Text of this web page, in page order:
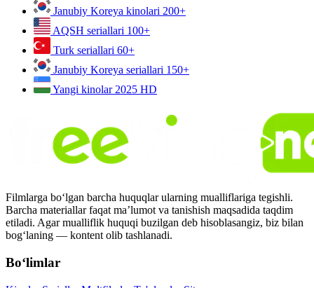
Janubiy Koreya kinolari 200+
AQSH seriallari 100+
Turk seriallari 60+
Janubiy Koreya seriallari 150+
Yangi kinolar 2025 HD
Filmlarga bo‘lgan barcha huquqlar ularning mualliflariga tegishli.
Barcha materiallar faqat ma’lumot va tanishish maqsadida taqdim
etiladi. Agar mualliflik huquqi buzilgan deb hisoblasangiz, biz bilan
bog‘laning — kontent olib tashlanadi.
Bo‘limlar